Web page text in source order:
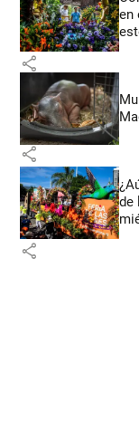
en
share
share
de
share